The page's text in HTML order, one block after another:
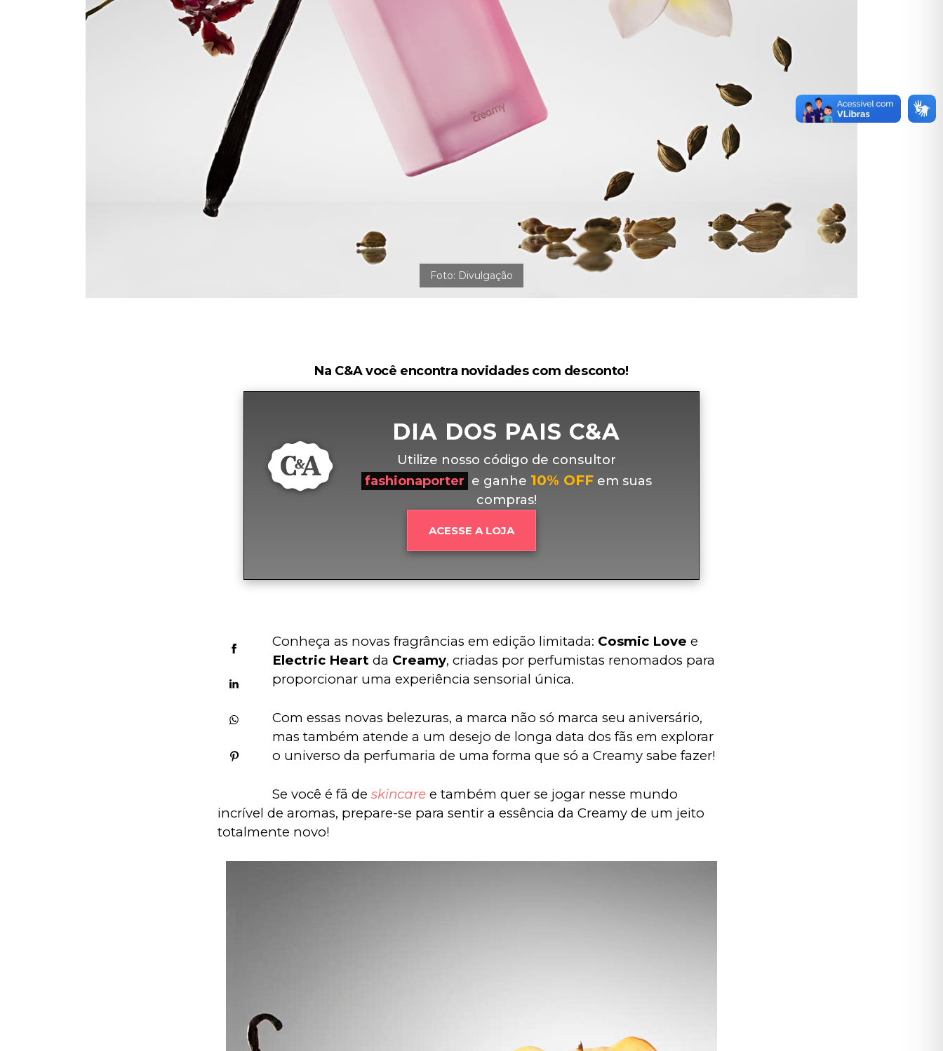
Na C&A você encontra novidades com desconto!
DIA DOS PAIS C&A
Utilize nosso código de consultor
fashionaporter e ganhe 10% OFFem suas
compras!
ACESSE A LOJA
Conheça as novas fragrâncias em edição limitada: Cosmic Love e
Electric Heart da Creamy, criadas por perfumistas renomados para
proporcionar uma experiência sensorial única.
Com essas novas belezuras, a marca não só marca seu aniversário,
mas também atende a um desejo de longa data dos fãs em explorar
o universo da perfumaria de uma forma que só a Creamy sabe fazer!
Se você é fã de skincare e também quer se jogar nesse mundo
incrível de aromas, prepare-se para sentir a essência da Creamy de um jeito
totalmente novo!